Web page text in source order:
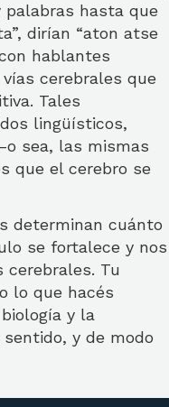
palabras hasta que
dirían “aton atse
hablantes
cerebrales que
Tales
lingüísticos,
sea, las mismas
que el cerebro se
determinan cuánto
se fortalece y nos
cerebrales. Tu
lo que hacés
y la
y de modo